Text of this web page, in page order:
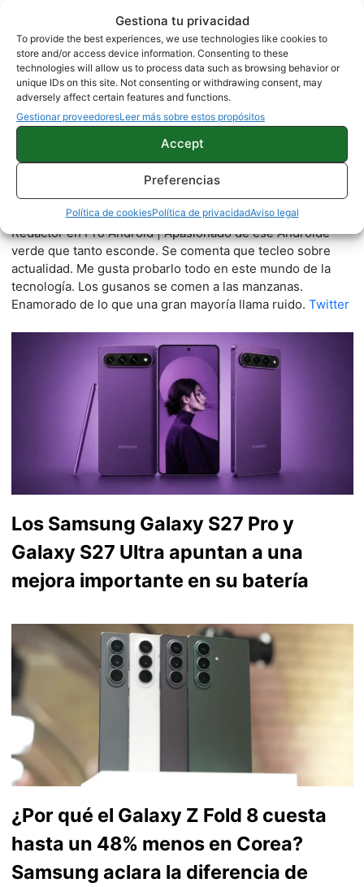
Gestiona tu privacidad
To provide the best experiences, we use technologies like cookies to
store and/or access device information. Consenting to these
technologies will allow us to process data such as browsing behavior or
unique IDs on this site. Not consenting or withdrawing consent, may
adversely affect certain features and functions.
Gestionar proveedoresLeer más sobre estos propósitos
Accept
Preferencias
Política de cookiesPolítica de privacidadAviso legal
Sobre este autor
11059 artículos publicados en ProAndroid desde 2020.
Redactor en Pro Android | Apasionado de ese Androide
verde que tanto esconde. Se comenta que tecleo sobre
actualidad. Me gusta probarlo todo en este mundo de la
tecnología. Los gusanos se comen a las manzanas.
Enamorado de lo que una gran mayoría llama ruido. Twitter
Los Samsung Galaxy S27 Pro y
Galaxy S27 Ultra apuntan a una
mejora importante en su batería
¿Por qué el Galaxy Z Fold 8 cuesta
hasta un 48% menos en Corea?
Samsung aclara la diferencia de